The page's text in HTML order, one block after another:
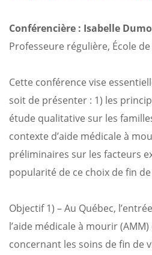
Conférencière : Isabelle
Professeure régulière, École
Cette conférence vise
soit de présenter : 1) les
étude qualitative sur les
contexte d’aide médicale à
préliminaires sur les facteurs
popularité de ce choix de fin
Objectif 1) – Au Québec,
l’aide médicale à mourir
concernant les soins de fin de